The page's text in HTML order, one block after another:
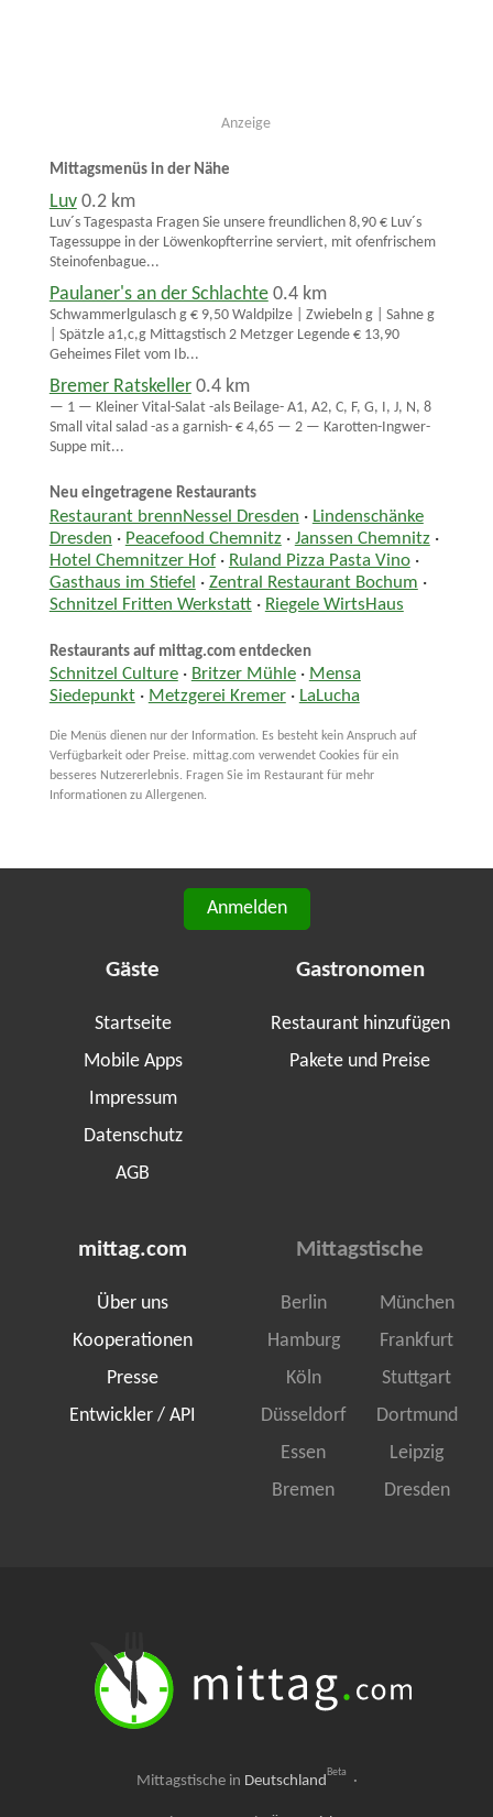
Anzeige
Mittagsmenüs in der Nähe
Luv 0.2 km
Luv´s Tagespasta Fragen Sie unsere freundlichen 8,90 € Luv´s
Tagessuppe in der Löwenkopfterrine serviert, mit ofenfrischem
Steinofenbague...
Paulaner's an der Schlachte 0.4 km
Schwammerlgulasch g € 9,50 Waldpilze | Zwiebeln g | Sahne g
| Spätzle a1,c,g Mittagstisch 2 Metzger Legende € 13,90
Geheimes Filet vom Ib...
Bremer Ratskeller 0.4 km
— 1 — Kleiner Vital-Salat -als Beilage- A1, A2, C, F, G, I, J, N, 8
Small vital salad -as a garnish- € 4,65 — 2 — Karotten-Ingwer-
Suppe mit...
Neu eingetragene Restaurants
Restaurant brennNessel Dresden · Lindenschänke
Dresden · Peacefood Chemnitz· Janssen Chemnitz·
Hotel Chemnitzer Hof· Ruland Pizza Pasta Vino·
Gasthaus im Stiefel · Zentral Restaurant Bochum ·
Schnitzel Fritten Werkstatt· Riegele WirtsHaus
Restaurants auf mittag.com entdecken
Schnitzel Culture· Britzer Mühle· Mensa
Siedepunkt· Metzgerei Kremer· LaLucha
Die Menüs dienen nur der Information. Es besteht kein Anspruch auf
Verfügbarkeit oder Preise. mittag.com verwendet Cookies für ein
besseres Nutzererlebnis. Fragen Sie im Restaurant für mehr
Informationen zu Allergenen.
Anmelden
Gäste
Startseite
Mobile Apps
Impressum
Datenschutz
AGB
Gastronomen
Restaurant hinzufügen
Pakete und Preise
mittag.com
Über uns
Kooperationen
Presse
Entwickler / API
Mittagstische
Berlin
München
Hamburg
Frankfurt
Köln
Stuttgart
Düsseldorf
Dortmund
Essen
Leipzig
Bremen
Dresden
Mittagstische in Deutschland Beta ·